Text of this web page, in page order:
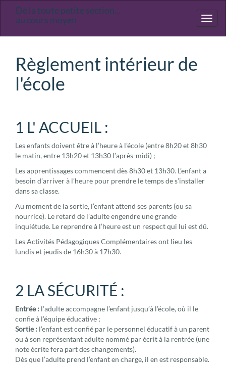
Toggle
Ecole
Saint-
De la toute petite section...
au cours moyen
Règlement intérieur de
l'école
1 L' ACCUEIL :
Les enfants doivent être à l’heure à l’école (entre 8h20 et 8h30
le matin, entre 13h20 et 13h30 l’après-midi) ;
Les apprentissages commencent dès 8h30 et 13h30. L’enfant a
besoin d’arriver à l’heure pour prendre le temps de s’installer
dans sa classe.
Au moment de la sortie, l’enfant attend ses parents (ou sa
nourrice). Le retard de l’adulte engendre une grande
inquiétude. Le reprendre à l’heure est un respect qui lui est dû.
Les Activités Pédagogiques Complémentaires ont lieu les
lundis et jeudis de 16h30 à 17h30.
2 LA SÉCURITÉ :
Entrée : l’adulte accompagne l’enfant jusqu’à l’école, où il le
confie à l’équipe éducative ;
Sortie : l’enfant est confié par le personnel éducatif à un parent
ou à son représentant adulte nommé par écrit à la rentrée (une
note écrite fera part des changements).
Dès que l’adulte prend l’enfant en charge, il en est responsable.